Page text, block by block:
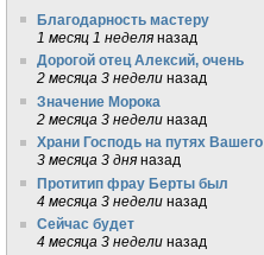
Благодарность мастеру
1 месяц 1 неделя назад
Дорогой отец Алексий, очень
2 месяца 3 недели назад
Значение Морока
2 месяца 3 недели назад
Храни Господь на путях Вашего
3 месяца 3 дня назад
Протитип фрау Берты был
4 месяца 3 недели назад
Сейчас будет
4 месяца 3 недели назад